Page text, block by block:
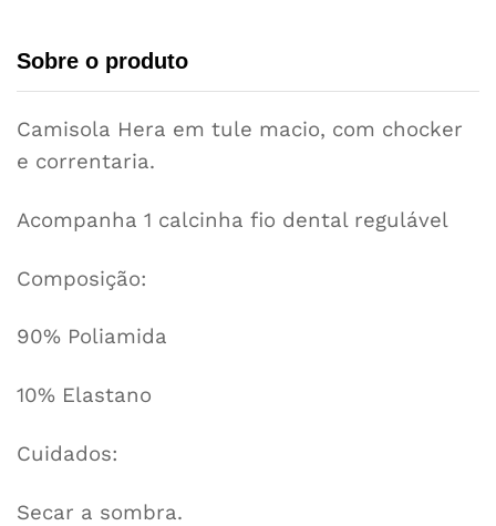
Sobre o produto
Camisola Hera em tule macio, com chocker
e correntaria.
Acompanha 1 calcinha fio dental regulável
Composição:
90% Poliamida
10% Elastano
Cuidados:
Secar a sombra.